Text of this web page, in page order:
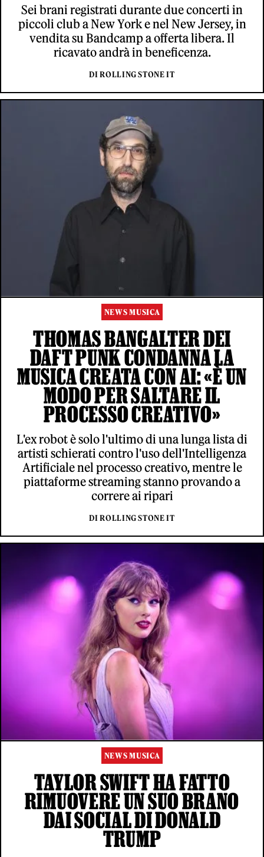
Sei brani registrati durante due concerti in
piccoli club a New York e nel New Jersey, in
vendita su Bandcamp a offerta libera. Il
ricavato andrà in beneficenza.
DI ROLLING STONE IT
NEWS MUSICA
THOMAS BANGALTER DEI
DAFT PUNK CONDANNA LA
MUSICA CREATA CON AI: «È UN
MODO PER SALTARE IL
PROCESSO CREATIVO»
L'ex robot è solo l'ultimo di una lunga lista di
artisti schierati contro l'uso dell'Intelligenza
Artificiale nel processo creativo, mentre le
piattaforme streaming stanno provando a
correre ai ripari
DI ROLLING STONE IT
NEWS MUSICA
TAYLOR SWIFT HA FATTO
RIMUOVERE UN SUO BRANO
DAI SOCIAL DI DONALD
TRUMP